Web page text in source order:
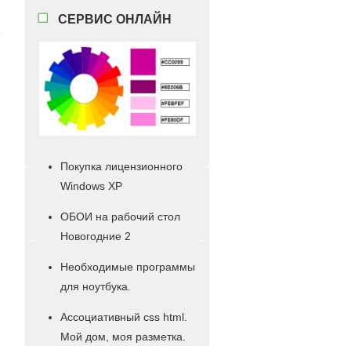
СЕРВИС ОНЛАЙН
Покупка лицензионного
Windows XР
ОБОИ на рабочий стол
Новогодние 2
Необходимые программы
для ноутбука.
Ассоциативный css html.
Мой дом, моя разметка.